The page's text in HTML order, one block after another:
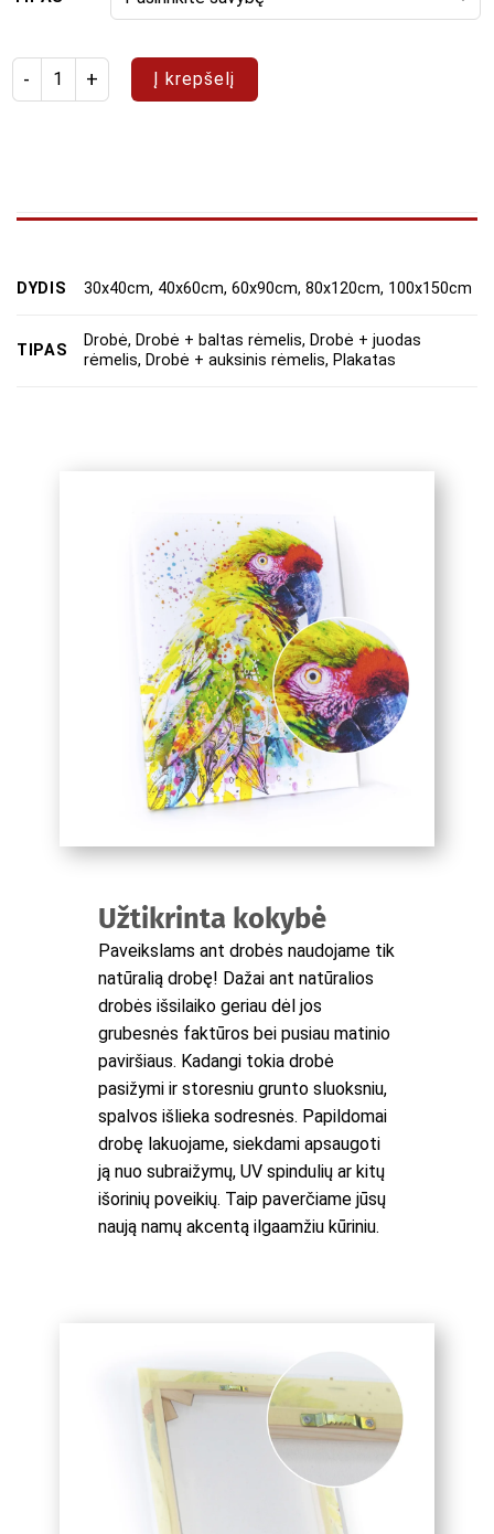
produkto kiekis: Paveikslas "Abstraktas 22"
Į krepšelį
DYDIS 30x40cm, 40x60cm, 60x90cm, 80x120cm, 100x150cm
TIPAS
Drobė, Drobė + baltas rėmelis, Drobė + juodas
rėmelis, Drobė + auksinis rėmelis, Plakatas
Užtikrinta kokybė
Paveikslams ant drobės naudojame tik
natūralią drobę! Dažai ant natūralios
drobės išsilaiko geriau dėl jos
grubesnės faktūros bei pusiau matinio
paviršiaus. Kadangi tokia drobė
pasižymi ir storesniu grunto sluoksniu,
spalvos išlieka sodresnės. Papildomai
drobę lakuojame, siekdami apsaugoti
ją nuo subraižymų, UV spindulių ar kitų
išorinių poveikių. Taip paverčiame jūsų
naują namų akcentą ilgaamžiu kūriniu.